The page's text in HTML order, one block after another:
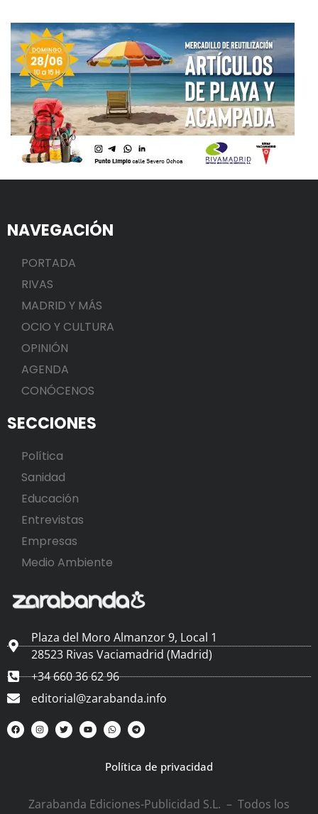
NAVEGACIÓN
PORTADA
RIVAS
MADRID Y MÁS
OCIO Y CULTURA
OPINIÓN
AGENDA
CONÓCENOS
SECCIONES
Política
Sanidad
Educación
Entrevistas
Empresas
Medio Ambiente
Plaza del Moro Almanzor 9, Local 1
28523 Rivas Vaciamadrid (Madrid)
+34 660 36 62 96
editorial@zarabanda.info
Política de privacidad
Zarabanda Ediciones-Publicidad S.L. – Todos los